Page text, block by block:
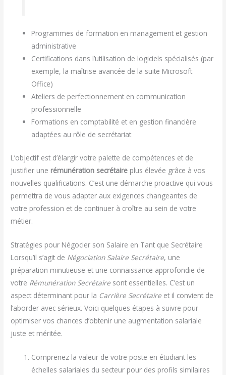
Programmes de formation en management et gestion
administrative
Certifications dans l’utilisation de logiciels spécialisés (par
exemple, la maîtrise avancée de la suite Microsoft
Office)
Ateliers de perfectionnement en communication
professionnelle
Formations en comptabilité et en gestion financière
adaptées au rôle de secrétariat
L’objectif est d’élargir votre palette de compétences et de
justifier une rémunération secrétaire plus élevée grâce à vos
nouvelles qualifications. C’est une démarche proactive qui vous
permettra de vous adapter aux exigences changeantes de
votre profession et de continuer à croître au sein de votre
métier.
Stratégies pour Négocier son Salaire en Tant que Secrétaire
Lorsqu’il s’agit de Négociation Salaire Secrétaire, une
préparation minutieuse et une connaissance approfondie de
votre Rémunération Secrétaire sont essentielles. C’est un
aspect déterminant pour la Carrière Secrétaire et il convient de
l’aborder avec sérieux. Voici quelques étapes à suivre pour
optimiser vos chances d’obtenir une augmentation salariale
juste et méritée.
Comprenez la valeur de votre poste en étudiant les
échelles salariales du secteur pour des profils similaires